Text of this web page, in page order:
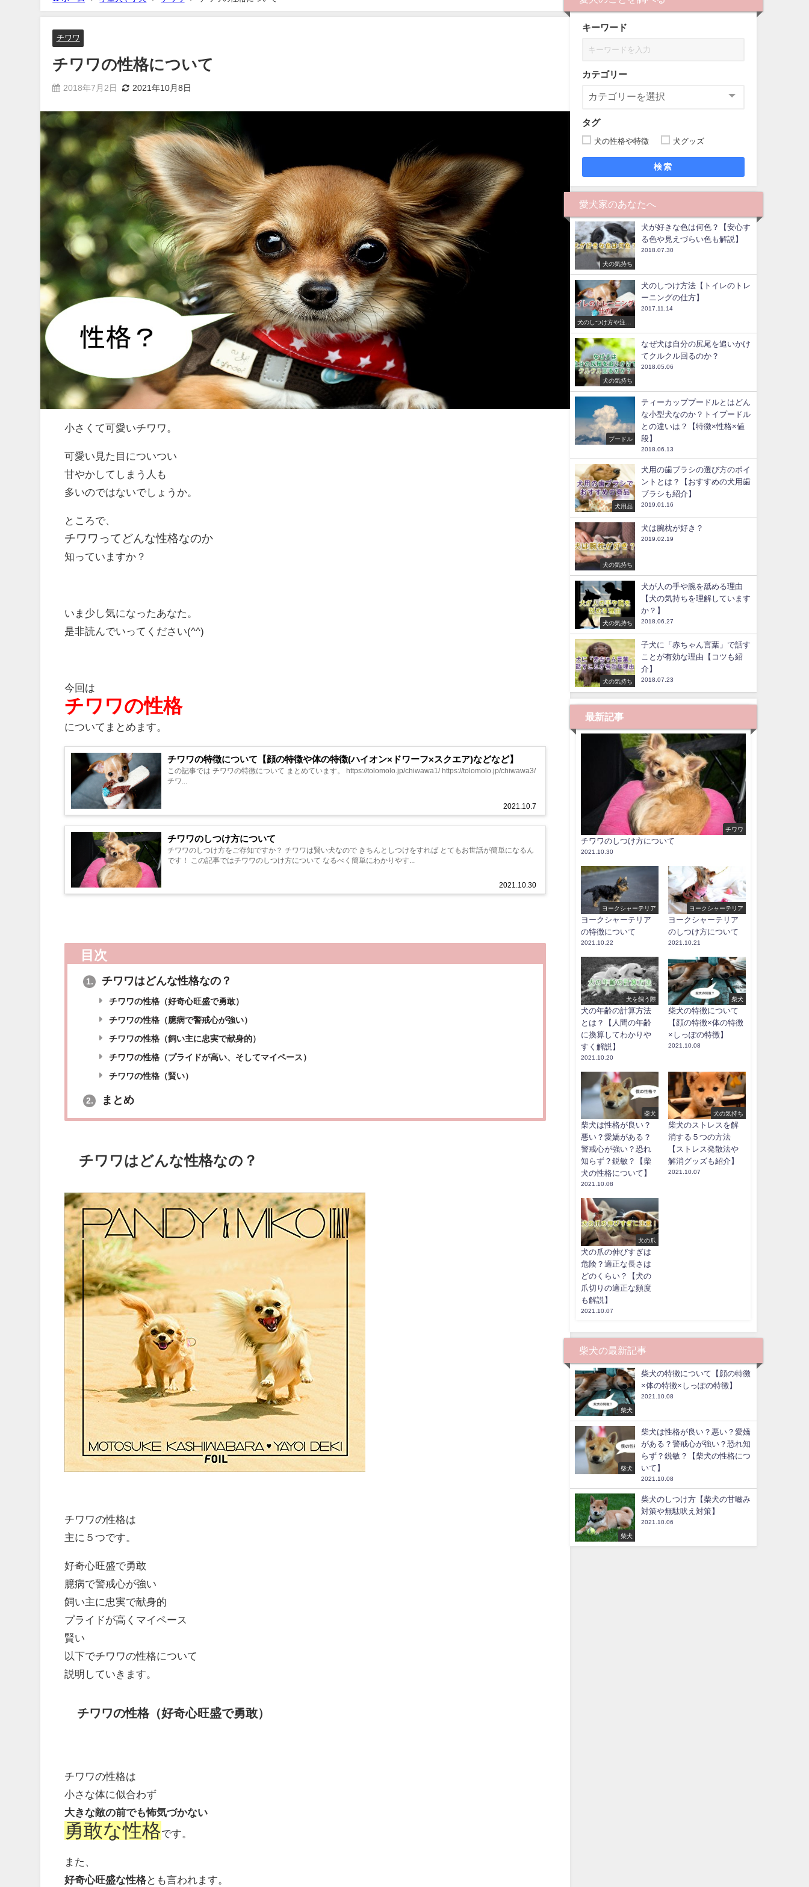
チワワ
チワワの性格について
2018年7月2日 2021年10月8日
小さくて可愛いチワワ。
可愛い見た目についつい
甘やかしてしまう人も
多いのではないでしょうか。
ところで、
チワワってどんな性格なのか
知っていますか？
いま少し気になったあなた。
是非読んでいってください(^^)
今回は
チワワの性格
についてまとめます。
チワワの特徴について【顔の特徴や体の特徴(ハイオン×ドワーフ×スクエア)などなど】
2021.10.7
この記事では チワワの特徴について まとめています。 https://tolomolo.jp/chiwawa1/ https://tolomolo.jp/chiwawa3/
チワ...
チワワのしつけ方について
2021.10.30
チワワのしつけ方をご存知ですか？ チワワは賢い犬なので きちんとしつけをすれば とてもお世話が簡単になるん
です！ この記事ではチワワのしつけ方について なるべく簡単にわかりやす...
目次
1. チワワはどんな性格なの？
チワワの性格（好奇心旺盛で勇敢）
チワワの性格（臆病で警戒心が強い）
チワワの性格（飼い主に忠実で献身的）
チワワの性格（プライドが高い、そしてマイペース）
チワワの性格（賢い）
2. まとめ
チワワはどんな性格なの？
チワワの性格は
主に５つです。
好奇心旺盛で勇敢
臆病で警戒心が強い
飼い主に忠実で献身的
プライドが高くマイペース
賢い
以下でチワワの性格について
説明していきます。
チワワの性格（好奇心旺盛で勇敢）
チワワの性格は
小さな体に似合わず
大きな敵の前でも怖気づかない
勇敢な性格です。
また、
好奇心旺盛な性格とも言われます。
キーワード
カテゴリー
タグ
犬の性格や特徴 犬グッズ
検索
愛犬家のあなたへ
犬の気持ち
犬が好きな色は何色？【安心す
る色や見えづらい色も解説】
2018.07.30
犬のしつけ方や注意
点
犬のしつけ方法【トイレのトレ
ーニングの仕方】
2017.11.14
犬の気持ち
なぜ犬は自分の尻尾を追いかけ
てクルクル回るのか？
2018.05.06
プードル
ティーカッププードルとはどん
な小型犬なのか？トイプードル
との違いは？【特徴×性格×値
段】
2018.06.13
犬用品
犬用の歯ブラシの選び方のポイ
ントとは？【おすすめの犬用歯
ブラシも紹介】
2019.01.16
犬の気持ち
犬は腕枕が好き？
2019.02.19
犬の気持ち
犬が人の手や腕を舐める理由
【犬の気持ちを理解しています
か？】
2018.06.27
犬の気持ち
子犬に「赤ちゃん言葉」で話す
ことが有効な理由【コツも紹
介】
2018.07.23
最新記事
チワワ
チワワのしつけ方について
2021.10.30
ヨークシャーテリア
ヨークシャーテリア
の特徴について
2021.10.22
ヨークシャーテリア
ヨークシャーテリア
のしつけ方について
2021.10.21
犬を飼う際
犬の年齢の計算方法
とは？【人間の年齢
に換算してわかりや
すく解説】
2021.10.20
柴犬
柴犬の特徴について
【顔の特徴×体の特徴
×しっぽの特徴】
2021.10.08
柴犬
柴犬は性格が良い？
悪い？愛嬌がある？
警戒心が強い？恐れ
知らず？鋭敏？【柴
犬の性格について】
2021.10.08
犬の気持ち
柴犬のストレスを解
消する５つの方法
【ストレス発散法や
解消グッズも紹介】
2021.10.07
犬の爪
犬の爪の伸びすぎは
危険？適正な長さは
どのくらい？【犬の
爪切りの適正な頻度
も解説】
2021.10.07
柴犬の最新記事
柴犬
柴犬の特徴について【顔の特徴
×体の特徴×しっぽの特徴】
2021.10.08
柴犬
柴犬は性格が良い？悪い？愛嬌
がある？警戒心が強い？恐れ知
らず？鋭敏？【柴犬の性格につ
いて】
2021.10.08
柴犬
柴犬のしつけ方【柴犬の甘嚙み
対策や無駄吠え対策】
2021.10.06